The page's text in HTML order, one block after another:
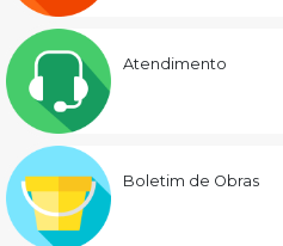
Atendimento
Boletim de Obras